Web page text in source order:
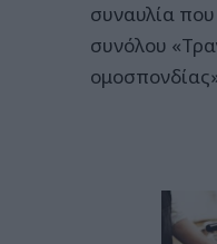
συναυλία
συνόλου